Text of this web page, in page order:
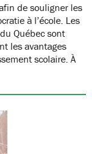
de souligner les
à l’école. Les
Québec sont
les avantages
scolaire. À